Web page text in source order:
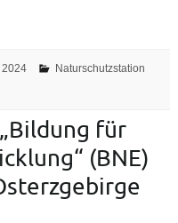
2024
Naturschutzstation
für
(BNE)